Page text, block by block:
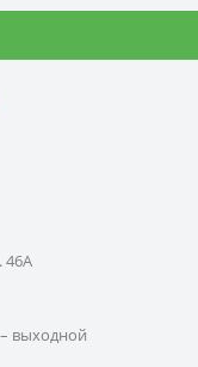
46А
выходной